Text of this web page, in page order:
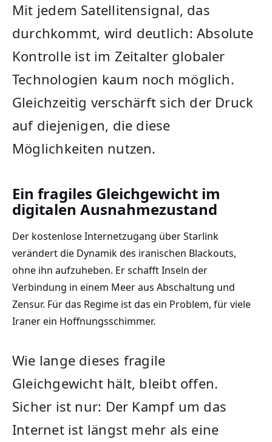
Mit jedem Satellitensignal, das
durchkommt, wird deutlich: Absolute
Kontrolle ist im Zeitalter globaler
Technologien kaum noch möglich.
Gleichzeitig verschärft sich der Druck
auf diejenigen, die diese
Möglichkeiten nutzen.
Ein fragiles Gleichgewicht im
digitalen Ausnahmezustand
Der kostenlose Internetzugang über Starlink
verändert die Dynamik des iranischen Blackouts,
ohne ihn aufzuheben. Er schafft Inseln der
Verbindung in einem Meer aus Abschaltung und
Zensur. Für das Regime ist das ein Problem, für viele
Iraner ein Hoffnungsschimmer.
Wie lange dieses fragile
Gleichgewicht hält, bleibt offen.
Sicher ist nur: Der Kampf um das
Internet ist längst mehr als eine